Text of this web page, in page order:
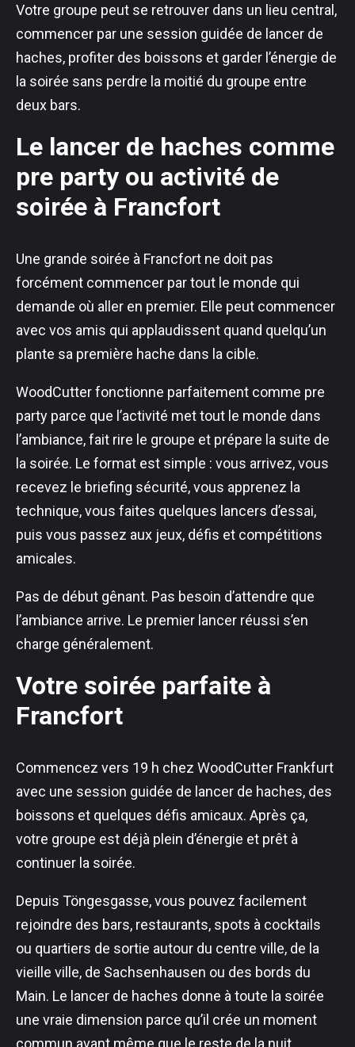
Votre groupe peut se retrouver dans un lieu central,
commencer par une session guidée de lancer de
haches, profiter des boissons et garder l’énergie de
la soirée sans perdre la moitié du groupe entre
deux bars.
Le lancer de haches comme
pre party ou activité de
soirée à Francfort
Une grande soirée à Francfort ne doit pas
forcément commencer par tout le monde qui
demande où aller en premier. Elle peut commencer
avec vos amis qui applaudissent quand quelqu’un
plante sa première hache dans la cible.
WoodCutter fonctionne parfaitement comme pre
party parce que l’activité met tout le monde dans
l’ambiance, fait rire le groupe et prépare la suite de
la soirée. Le format est simple : vous arrivez, vous
recevez le briefing sécurité, vous apprenez la
technique, vous faites quelques lancers d’essai,
puis vous passez aux jeux, défis et compétitions
amicales.
Pas de début gênant. Pas besoin d’attendre que
l’ambiance arrive. Le premier lancer réussi s’en
charge généralement.
Votre soirée parfaite à
Francfort
Commencez vers 19 h chez WoodCutter Frankfurt
avec une session guidée de lancer de haches, des
boissons et quelques défis amicaux. Après ça,
votre groupe est déjà plein d’énergie et prêt à
continuer la soirée.
Depuis Töngesgasse, vous pouvez facilement
rejoindre des bars, restaurants, spots à cocktails
ou quartiers de sortie autour du centre ville, de la
vieille ville, de Sachsenhausen ou des bords du
Main. Le lancer de haches donne à toute la soirée
une vraie dimension parce qu’il crée un moment